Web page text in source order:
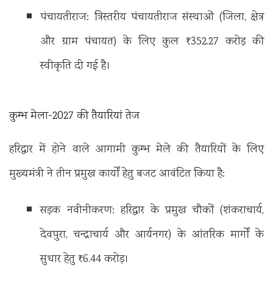
पंचायतीराज: त्रिस्तरीय पंचायतीराज संस्थाओं (जिला, क्षेत्र
और ग्राम पंचायत) के लिए कुल ₹352.27 करोड़ की
स्वीकृति दी गई है।
कुम्भ मेला-2027 की तैयारियां तेज
हरिद्वार में होने वाले आगामी कुम्भ मेले की तैयारियों के लिए
मुख्यमंत्री ने तीन प्रमुख कार्यों हेतु बजट आवंटित किया है:
सड़क नवीनीकरण: हरिद्वार के प्रमुख चौकों (शंकराचार्य,
देवपुरा, चन्द्राचार्य और आर्यनगर) के आंतरिक मार्गों के
सुधार हेतु ₹6.44 करोड़।